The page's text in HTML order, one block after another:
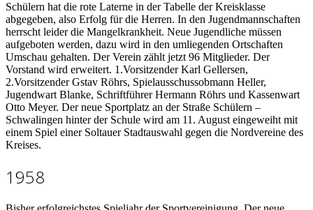
Schülern hat die rote Laterne in der Tabelle der Kreisklasse
abgegeben, also Erfolg für die Herren. In den Jugendmannschaften
herrscht leider die Mangelkrankheit. Neue Jugendliche müssen
aufgeboten werden, dazu wird in den umliegenden Ortschaften
Umschau gehalten. Der Verein zählt jetzt 96 Mitglieder. Der
Vorstand wird erweitert. 1.Vorsitzender Karl Gellersen,
2.Vorsitzender Gstav Röhrs, Spielausschussobmann Heller,
Jugendwart Blanke, Schriftführer Hermann Röhrs und Kassenwart
Otto Meyer. Der neue Sportplatz an der Straße Schülern –
Schwalingen hinter der Schule wird am 11. August eingeweiht mit
einem Spiel einer Soltauer Stadtauswahl gegen die Nordvereine des
Kreises.
1958